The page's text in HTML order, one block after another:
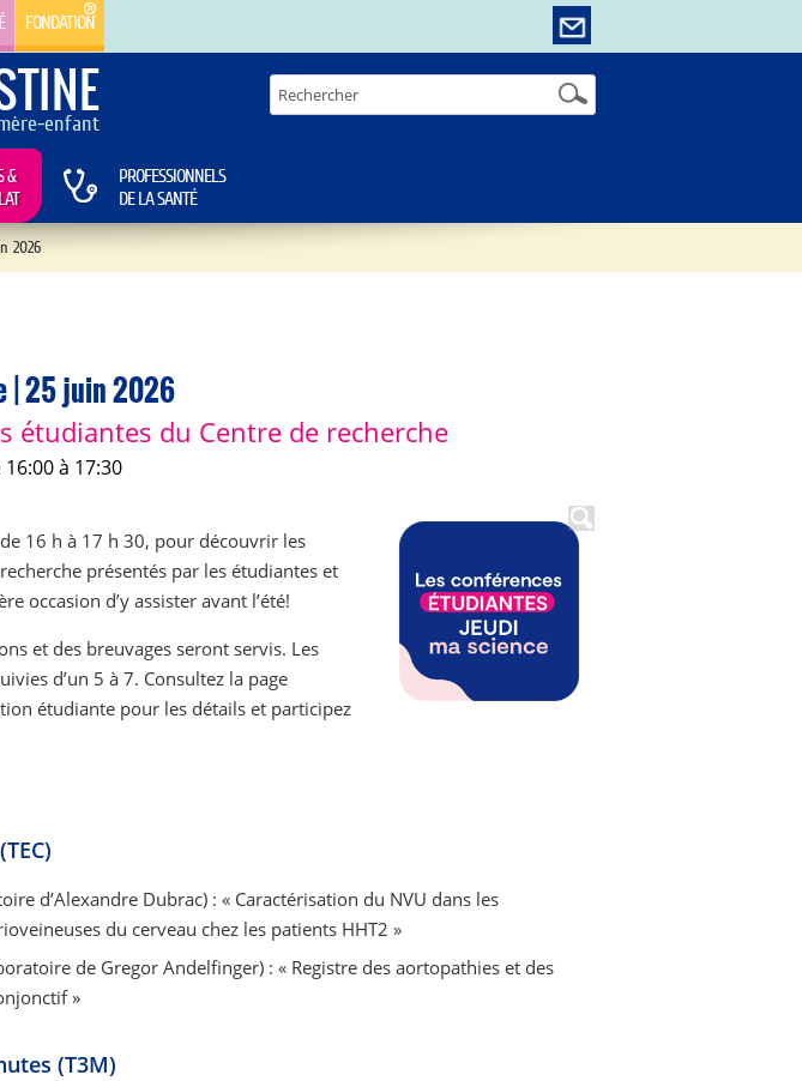
FONDATION
enfant
&
PROFESSIONNELS
DE LA SANTÉ
2026
| 25 juin 2026
étudiantes du Centre de recherche
à 17:30
16 h à 17 h 30, pour découvrir les
présentés par les étudiantes et
occasion d’y assister avant l’été!
et des breuvages seront servis. Les
d’un 5 à 7. Consultez la page
étudiante pour les détails et participez
d’Alexandre Dubrac) : « Caractérisation du NVU dans les
du cerveau chez les patients HHT2 »
de Gregor Andelfinger) : « Registre des aortopathies et des
»
(T3M)